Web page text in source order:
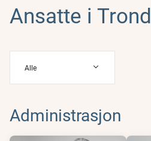
Ansatte i
Alle
Administrasjon